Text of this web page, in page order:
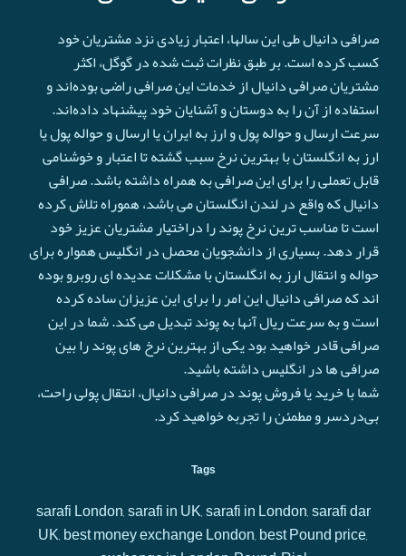
صرافی دانیال طی این سالها، اعتبار زیادی نزد مشتریان خود
کسب کرده است. بر طبق نظرات ثبت شده در گوگل، اکثر
مشتریان صرافی دانیال از خدمات این صرافی راضی بوده‌اند و
استفاده از آن را به دوستان و آشنایان خود پیشنهاد داده‌اند.
سرعت ارسال و حواله پول و ارز به ایران یا ارسال و حواله پول یا
ارز به انگلستان با بهترین نرخ سبب گشته تا اعتبار و خوشنامی
قابل تعملی را برای این صرافی به همراه داشته باشد. صرافی
دانیال که واقع در لندن انگلستان می باشد، هموراه تلاش کرده
است تا مناسب ترین نرخ پوند را دراختیار مشتریان عزیز خود
قرار دهد. بسیاری از دانشجویان محصل در انگلیس همواره برای
حواله و انتقال ارز به انگلستان با مشکلات عدیده ای روبرو بوده
اند که صرافی دانیال این امر را برای این عزیزان ساده کرده
است و به سرعت ريال آنها به پوند تبدیل می کند. شما در این
صرافی قادر خواهید بود یکی از بهترین نرخ های پوند را بین
صرافی ها در انگلیس داشته باشید.
شما با خرید یا فروش پوند در صرافی دانیال، انتقال پولی راحت،
بی‌دردسر و مطمئن را تجربه خواهید کرد.
Tags
sarafi London, sarafi in UK, sarafi in London, sarafi dar
UK, best money exchange London, best Pound price,